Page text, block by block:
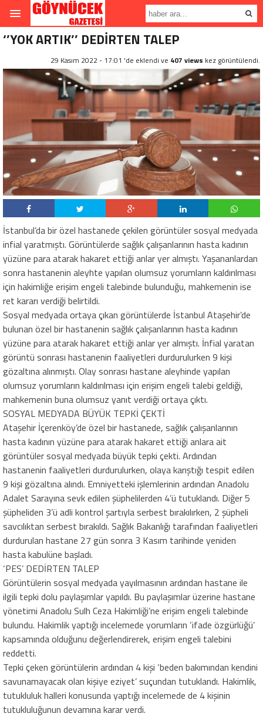
‘’YOK ARTIK’’ DEDİRTEN TALEP
29 Kasım 2022 - 17:01 'de eklendi ve 407 views kez görüntülendi.
İstanbul’da bir özel hastanede çekilen görüntüler sosyal medyada
infial yaratmıştı. Görüntülerde sağlık çalışanlarının hasta kadının
yüzüne para atarak hakaret ettiği anlar yer almıştı. Yaşananlardan
sonra hastanenin aleyhte yapılan olumsuz yorumların kaldırılması
için hakimliğe erişim engeli talebinde bulunduğu, mahkemenin ise
ret kararı verdiği belirtildi.
Sosyal medyada ortaya çıkan görüntülerde İstanbul Ataşehir’de
bulunan özel bir hastanenin sağlık çalışanlarının hasta kadının
yüzüne para atarak hakaret ettiği anlar yer almıştı. İnfial yaratan
görüntü sonrası hastanenin faaliyetleri durdurulurken 9 kişi
gözaltına alınmıştı. Olay sonrası hastane aleyhinde yapılan
olumsuz yorumların kaldırılması için erişim engeli talebi geldiği,
mahkemenin buna olumsuz yanıt verdiği ortaya çıktı.
SOSYAL MEDYADA BÜYÜK TEPKİ ÇEKTİ
Ataşehir İçerenköy’de özel bir hastanede, sağlık çalışanlarının
hasta kadının yüzüne para atarak hakaret ettiği anlara ait
görüntüler sosyal medyada büyük tepki çekti. Ardından
hastanenin faaliyetleri durdurulurken, olaya karıştığı tespit edilen
9 kişi gözaltına alındı. Emniyetteki işlemlerinin ardından Anadolu
Adalet Sarayına sevk edilen şüphelilerden 4’ü tutuklandı. Diğer 5
şüpheliden 3’ü adli kontrol şartıyla serbest bırakılırken, 2 şüpheli
savcılıktan serbest bırakıldı. Sağlık Bakanlığı tarafından faaliyetleri
durdurulan hastane 27 gün sonra 3 Kasım tarihinde yeniden
hasta kabulüne başladı.
‘PES’ DEDİRTEN TALEP
Görüntülerin sosyal medyada yayılmasının ardından hastane ile
ilgili tepki dolu paylaşımlar yapıldı. Bu paylaşımlar üzerine hastane
yönetimi Anadolu Sulh Ceza Hakimliği’ne erişim engeli talebinde
bulundu. Hakimlik yaptığı incelemede yorumların ‘ifade özgürlüğü’
kapsamında olduğunu değerlendirerek, erişim engeli talebini
reddetti.
Tepki çeken görüntülerin ardından 4 kişi ‘beden bakımından kendini
savunamayacak olan kişiye eziyet’ suçundan tutuklandı. Hakimlik,
tutukluluk halleri konusunda yaptığı incelemede de 4 kişinin
tutukluluğunun devamına karar verdi.